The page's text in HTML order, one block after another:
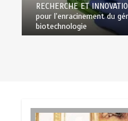
RECHERCHE ET
pour l’enracinement du
biotechnologie